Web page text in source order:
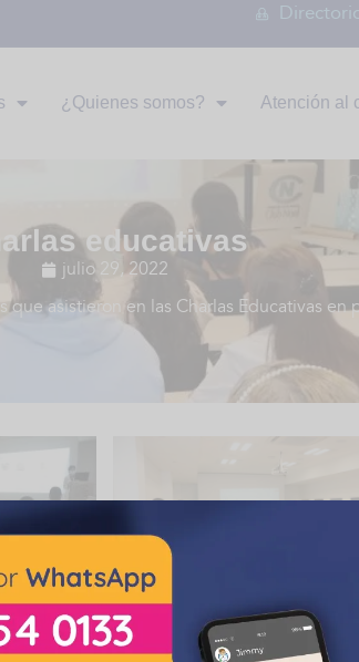
¿Quienes somos? Atención al
educativas
julio 29, 2022
asistieron en las Charlas Educativas en